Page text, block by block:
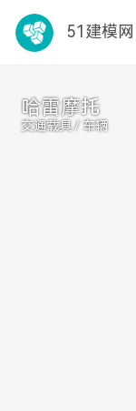
1688
51建模网
哈雷摩托
交通载具 / 车辆